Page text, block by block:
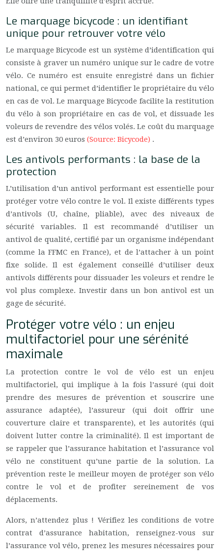
Le marquage bicycode : un identifiant
unique pour retrouver votre vélo
Le marquage Bicycode est un système d’identification qui
consiste à graver un numéro unique sur le cadre de votre
vélo. Ce numéro est ensuite enregistré dans un fichier
national, ce qui permet d’identifier le propriétaire du vélo
en cas de vol. Le marquage Bicycode facilite la restitution
du vélo à son propriétaire en cas de vol, et dissuade les
voleurs de revendre des vélos volés. Le coût du marquage
est d’environ 30 euros (Source: Bicycode) .
Les antivols performants : la base de la
protection
L’utilisation d’un antivol performant est essentielle pour
protéger votre vélo contre le vol. Il existe différents types
d’antivols (U, chaîne, pliable), avec des niveaux de
sécurité variables. Il est recommandé d’utiliser un
antivol de qualité, certifié par un organisme indépendant
(comme la FFMC en France), et de l’attacher à un point
fixe solide. Il est également conseillé d’utiliser deux
antivols différents pour dissuader les voleurs et rendre le
vol plus complexe. Investir dans un bon antivol est un
gage de sécurité.
Protéger votre vélo : un enjeu
multifactoriel pour une sérénité
maximale
La protection contre le vol de vélo est un enjeu
multifactoriel, qui implique à la fois l’assuré (qui doit
prendre des mesures de prévention et souscrire une
assurance adaptée), l’assureur (qui doit offrir une
couverture claire et transparente), et les autorités (qui
doivent lutter contre la criminalité). Il est important de
se rappeler que l’assurance habitation et l’assurance vol
vélo ne constituent qu’une partie de la solution. La
prévention reste le meilleur moyen de protéger son vélo
contre le vol et de profiter sereinement de vos
déplacements.
Alors, n’attendez plus ! Vérifiez les conditions de votre
contrat d’assurance habitation, renseignez-vous sur
l’assurance vol vélo, prenez les mesures nécessaires pour